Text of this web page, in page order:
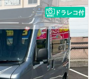
ドラレコ付